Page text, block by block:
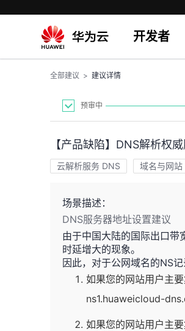
开发者
全部建议 > 建议详情
预审中
【产品缺陷】DNS解析
云解析服务 DNS 域名与网站
场景描述：
DNS服务器地址设置建议
由于中国大陆的国际出口带
时延增大的现象。
因此，对于公网域名的NS记
如果您的网站用户主
ns1.huaweicloud-
如果您的网站用户主